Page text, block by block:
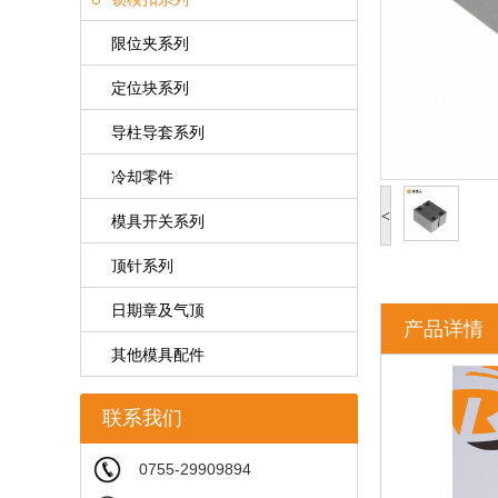
限位夹系列
定位块系列
导柱导套系列
冷却零件
模具开关系列
顶针系列
日期章及气顶
其他模具配件
联系我们
0755-29909894
<
产品详情